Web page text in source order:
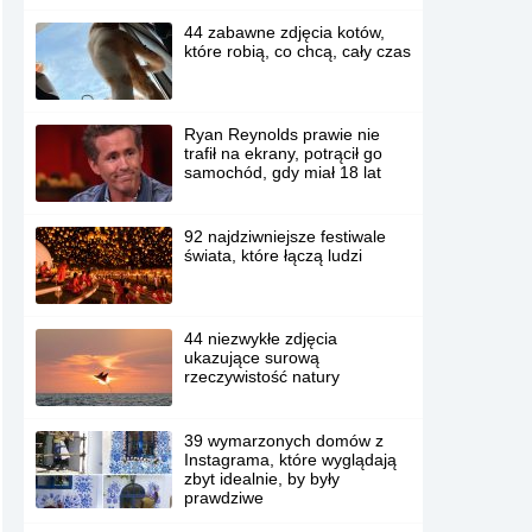
44 zabawne zdjęcia kotów,
które robią, co chcą, cały czas
Ryan Reynolds prawie nie
trafił na ekrany, potrącił go
samochód, gdy miał 18 lat
92 najdziwniejsze festiwale
świata, które łączą ludzi
44 niezwykłe zdjęcia
ukazujące surową
rzeczywistość natury
39 wymarzonych domów z
Instagrama, które wyglądają
zbyt idealnie, by były
prawdziwe